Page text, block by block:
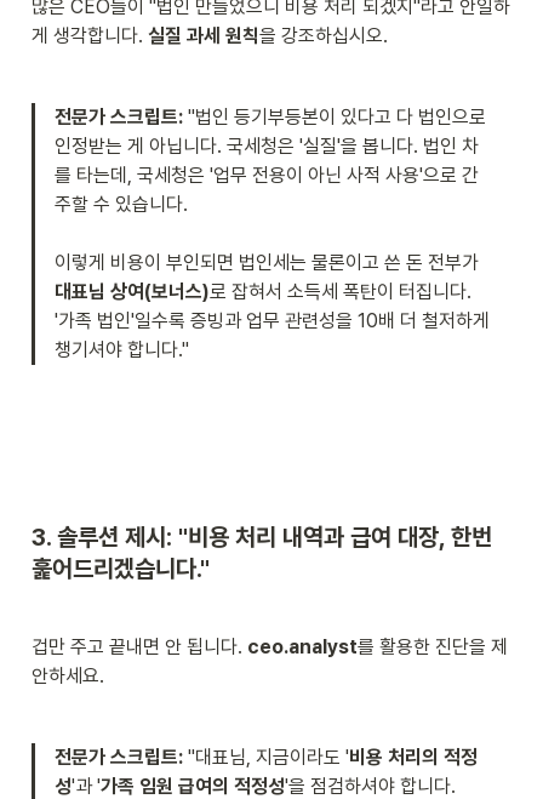
많은 CEO들이 "법인 만들었으니 비용 처리 되겠지"라고 안일하
게 생각합니다. 실질 과세 원칙을 강조하십시오.
전문가 스크립트: "법인 등기부등본이 있다고 다 법인으로
인정받는 게 아닙니다. 국세청은 '실질'을 봅니다. 법인 차
를 타는데, 국세청은 '업무 전용이 아닌 사적 사용'으로 간
주할 수 있습니다.
대표님 상여(보너스)로 잡혀서 소득세 폭탄이 터집니다.
'가족 법인'일수록 증빙과 업무 관련성을 10배 더 철저하게
챙기셔야 합니다."
3. 솔루션 제시: "비용 처리 내역과 급여 대장, 한번
훑어드리겠습니다."
겁만 주고 끝내면 안 됩니다. ceo.analyst를 활용한 진단을 제
안하세요.
전문가 스크립트: "대표님, 지금이라도 '비용 처리의 적정
성'과 '가족 임원 급여의 적정성'을 점검하셔야 합니다.